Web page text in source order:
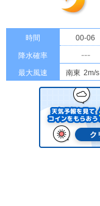
時間 00-06
降水確率 ---
最大風速 南東 2m/s